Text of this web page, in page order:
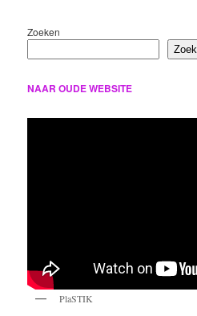
Zoeken
NAAR OUDE WEBSITE
PlaSTIK